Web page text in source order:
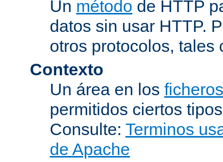
Un método de HTTP
datos sin usar HTTP.
otros protocolos, tales
Contexto
Un área en los
permitidos ciertos
Consulte: Terminos
de Apache